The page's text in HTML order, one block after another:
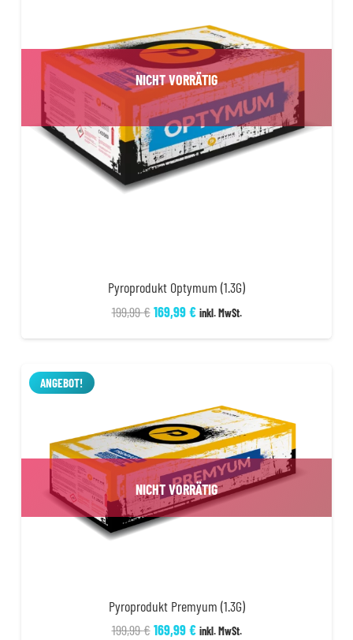
NICHT VORRÄTIG
Pyroprodukt Optymum (1.3G)
199,99€ Ursprünglicher
169,99€Aktueller
inkl. MwSt.
ANGEBOT!
NICHT VORRÄTIG
Pyroprodukt Premyum (1.3G)
199,99€ Ursprünglicher
169,99€Aktueller
inkl. MwSt.